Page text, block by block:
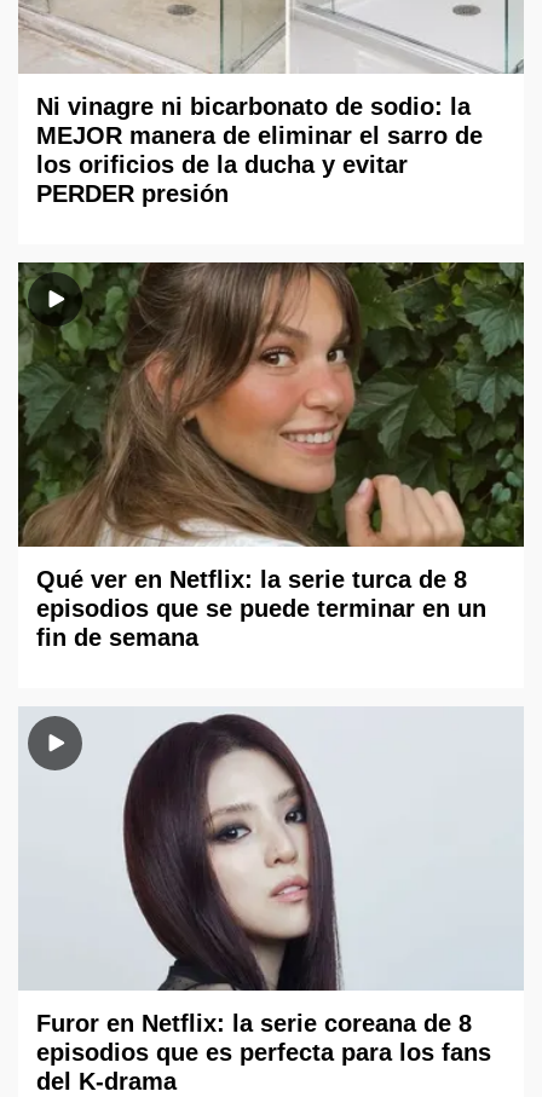
Ni vinagre ni bicarbonato de sodio: la
MEJOR manera de eliminar el sarro de
los orificios de la ducha y evitar
PERDER presión
Qué ver en Netflix: la serie turca de 8
episodios que se puede terminar en un
fin de semana
Furor en Netflix: la serie coreana de 8
episodios que es perfecta para los fans
del K-drama